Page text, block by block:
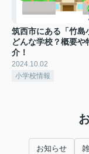
筑西市にある「竹島
どんな学校？概要や
介！
2024.10.02
小学校情報
お知らせ